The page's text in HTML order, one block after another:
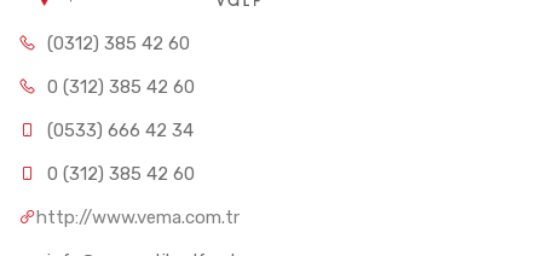
(0312) 385 42 60
0 (312) 385 42 60
(0533) 666 42 34
0 (312) 385 42 60
http://www.vema.com.tr